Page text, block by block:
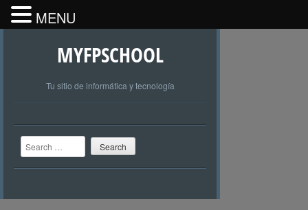
MYFPSCHOOL
Tu sitio de informática y tecnología
Search
MENU